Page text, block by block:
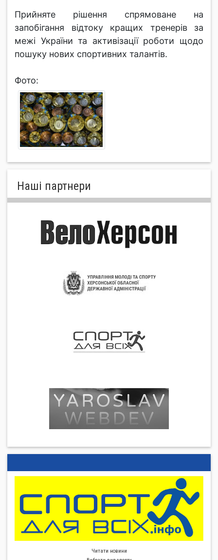
Прийняте рішення спрямоване на
запобігання відтоку кращих тренерів за
межі України та активізації роботи щодо
пошуку нових спортивних талантів.
Фото:
Нашi партнери
Читати новини